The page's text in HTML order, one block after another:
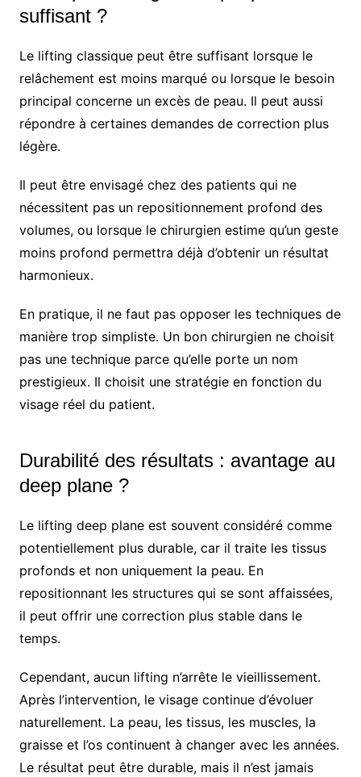
suffisant ?
Le lifting classique peut être suffisant lorsque le
relâchement est moins marqué ou lorsque le besoin
principal concerne un excès de peau. Il peut aussi
répondre à certaines demandes de correction plus
légère.
Il peut être envisagé chez des patients qui ne
nécessitent pas un repositionnement profond des
volumes, ou lorsque le chirurgien estime qu’un geste
moins profond permettra déjà d’obtenir un résultat
harmonieux.
En pratique, il ne faut pas opposer les techniques de
manière trop simpliste. Un bon chirurgien ne choisit
pas une technique parce qu’elle porte un nom
prestigieux. Il choisit une stratégie en fonction du
visage réel du patient.
Durabilité des résultats : avantage au
deep plane ?
Le lifting deep plane est souvent considéré comme
potentiellement plus durable, car il traite les tissus
profonds et non uniquement la peau. En
repositionnant les structures qui se sont affaissées,
il peut offrir une correction plus stable dans le
temps.
Cependant, aucun lifting n’arrête le vieillissement.
Après l’intervention, le visage continue d’évoluer
naturellement. La peau, les tissus, les muscles, la
graisse et l’os continuent à changer avec les années.
Le résultat peut être durable, mais il n’est jamais